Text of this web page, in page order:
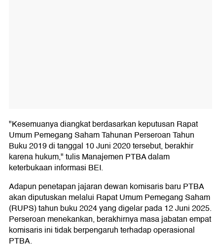
"Kesemuanya diangkat berdasarkan keputusan Rapat
Umum Pemegang Saham Tahunan Perseroan Tahun
Buku 2019 di tanggal 10 Juni 2020 tersebut, berakhir
karena hukum," tulis Manajemen PTBA dalam
keterbukaan informasi BEI.
Adapun penetapan jajaran dewan komisaris baru PTBA
akan diputuskan melalui Rapat Umum Pemegang Saham
(RUPS) tahun buku 2024 yang digelar pada 12 Juni 2025.
Perseroan menekankan, berakhirnya masa jabatan empat
komisaris ini tidak berpengaruh terhadap operasional
PTBA.